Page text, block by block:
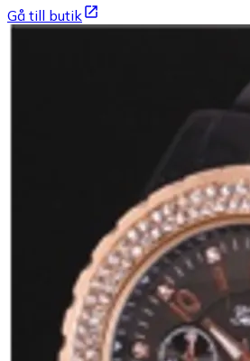
Gå till butik